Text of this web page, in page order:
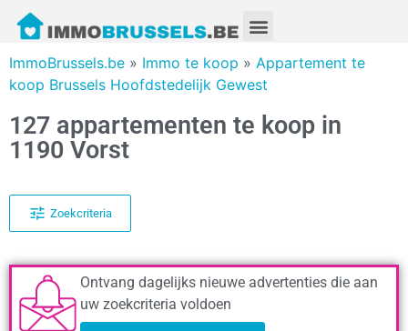
ImmoBrussels.be » Immo te koop » Appartement te
koop Brussels Hoofdstedelijk Gewest
127 appartementen te koop in
1190 Vorst
Zoekcriteria
Ontvang dagelijks nieuwe advertenties die aan
uw zoekcriteria voldoen